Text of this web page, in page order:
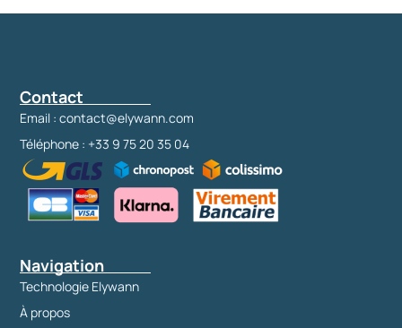
Contact
Email : contact@elywann.com
Téléphone : +33 9 75 20 35 04
Navigation
Technologie Elywann
À propos